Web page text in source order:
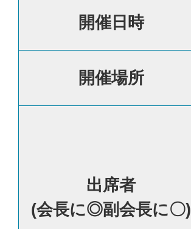
開催日時
開催場所
出席者
(会長に◎副会長に〇)